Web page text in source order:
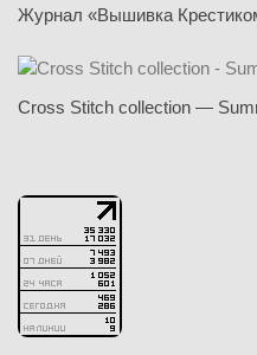
Журнал «Вышивка
Cross Stitch collection —